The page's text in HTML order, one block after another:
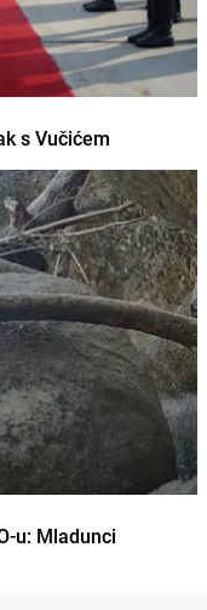
s Vučićem
u: Mladunci